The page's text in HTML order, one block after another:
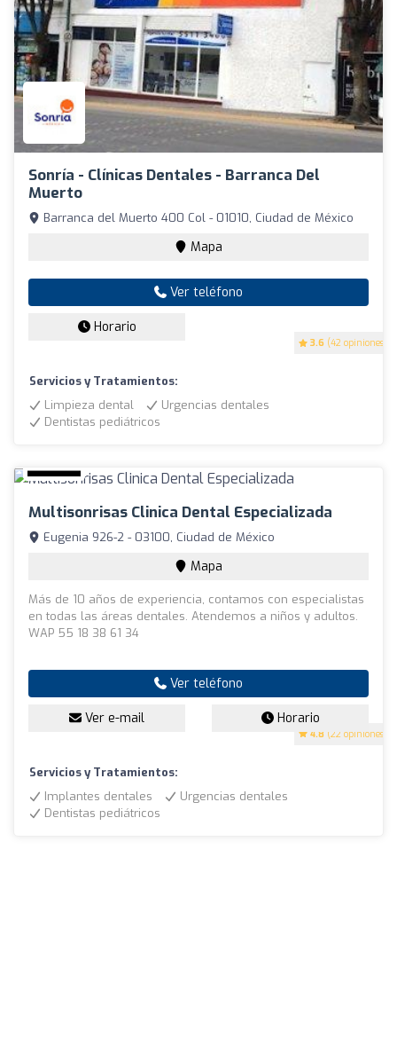
Sonría - Clínicas Dentales - Barranca Del
Muerto
3.6 (42 opiniones)
Barranca del Muerto 400 Col - 01010, Ciudad de México
Mapa
Ver teléfono
Horario
Servicios y Tratamientos:
Limpieza dental
Urgencias dentales
Dentistas pediátricos
Multisonrisas Clinica Dental Especializada
4.8 (22 opiniones)
Eugenia 926-2 - 03100, Ciudad de México
Mapa
Más de 10 años de experiencia, contamos con especialistas
en todas las áreas dentales. Atendemos a niños y adultos.
WAP 55 18 38 61 34
Ver teléfono
Ver e-mail Horario
Servicios y Tratamientos:
Implantes dentales
Urgencias dentales
Dentistas pediátricos